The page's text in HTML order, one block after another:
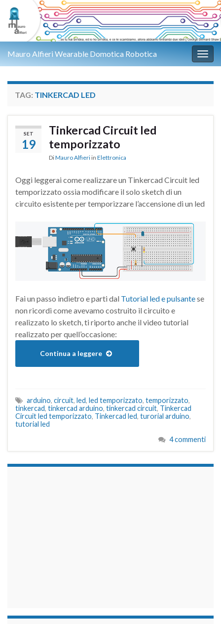
Mauro Alfieri Wearable Domotica Robotica
TAG: TINKERCAD LED
SET
19
Tinkercad Circuit led
temporizzato
DiMauro Alfieri in Elettronica
Oggi leggerai come realizzare un Tinkercad Circuit led
temporizzato ossia modificare il solo sketch di un
circuito esistente per temporizzare l’accensione di un led
Fai un passo indietro e parti dal Tutorial led e pulsantese
non ricordi come avevamo costruito il circuito e
realizzato lo sketch, ti riporto anche il video tutorial
realizzato per quell’occasione:
Continua a leggere
arduino, circuit, led, led temporizzato, temporizzato,
tinkercad, tinkercad arduino, tinkercad circuit, Tinkercad
Circuit led temporizzato, Tinkercad led, turorial arduino,
tutorial led
4 commenti